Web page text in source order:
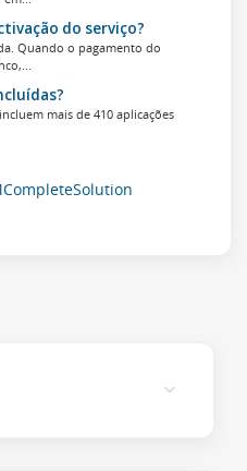
do serviço?
Quando o pagamento do
mais de 410 aplicações